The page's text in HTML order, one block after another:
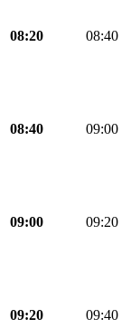
08:20 08:40
08:40 09:00
09:00 09:20
09:20 09:40